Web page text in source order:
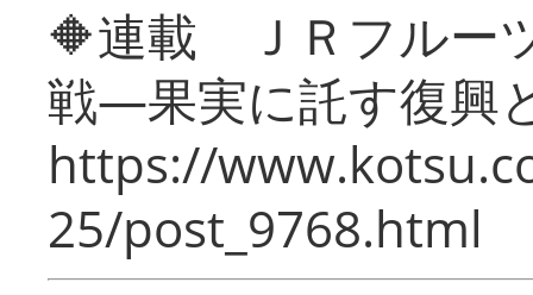
🔶連載 ＪＲフルー
戦―果実に託す復興
https://
25/post_9768.html